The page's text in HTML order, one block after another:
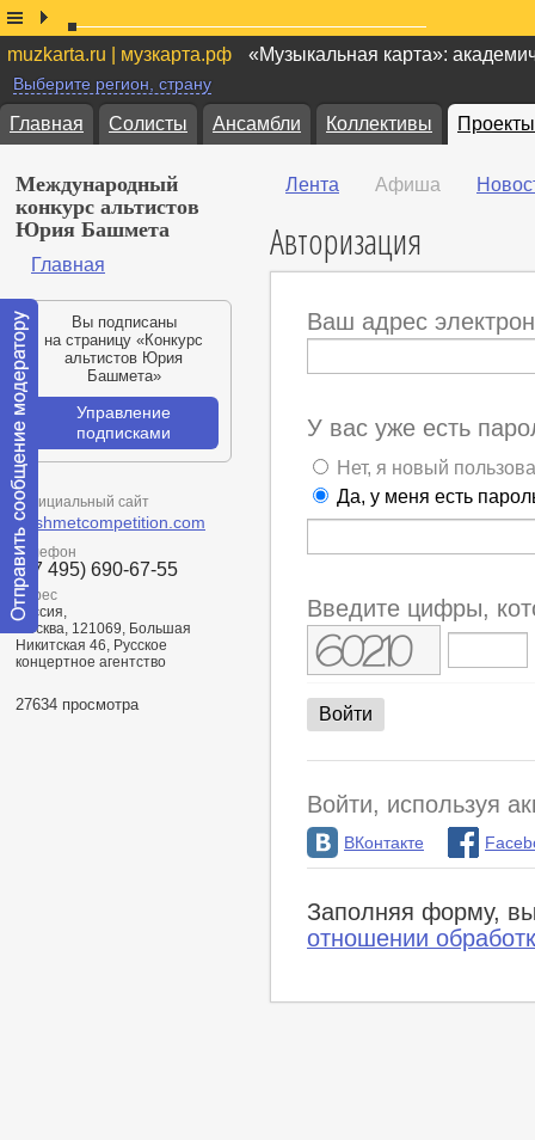
muzkarta.ru | музкарта.рф «Музыкальная карта»:
Выберите регион, страну
Главная Солисты Ансамбли Коллективы Проекты
Международный
конкурс альтистов
Юрия Башмета
Главная
Вы подписаны
на страницу «Конкурс
альтистов Юрия
Башмета»
Управление
подписками
Официальный сайт
bashmetcompetition.com
Телефон
(+7 495) 690-67-55
Адрес
Россия,
Москва, 121069, Большая
Никитская 46, Русское
концертное агентство
27634 просмотра
Лента Афиша
Авторизация
Ваш адрес
У вас уже есть
Нет, я новый
Да, у меня есть
Введите цифры,
Войти, используя
ВКонтакте
Заполняя форму,
отношении
Отправить
сообщение